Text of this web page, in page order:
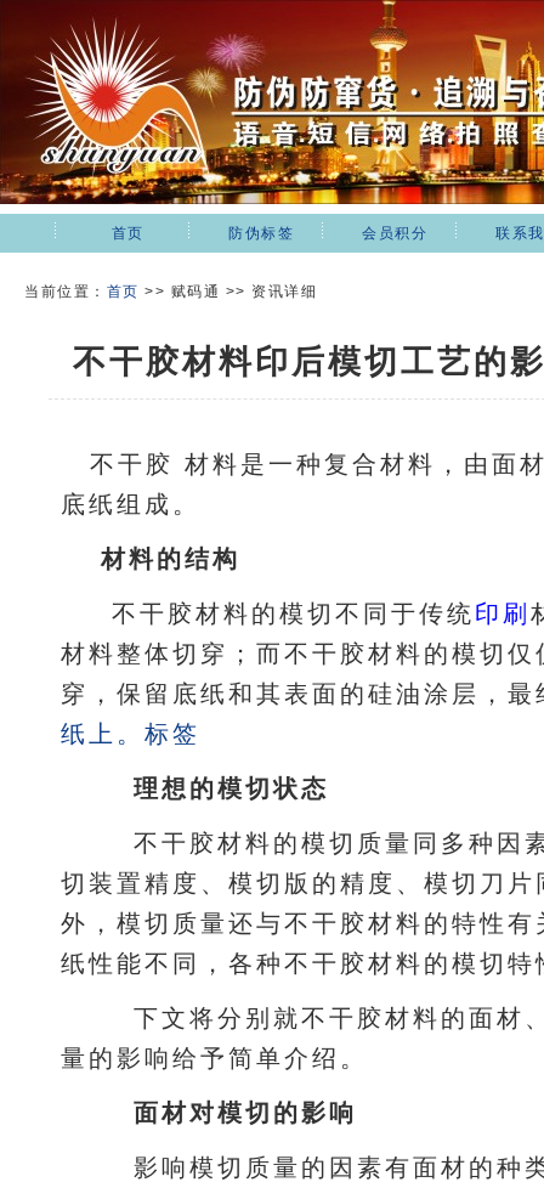
首页 防伪标签 会员积分 联系
当前位置： 首页 >> 赋码通 >> 资讯详细
不干胶材料印后模切工艺的
不干胶 材料是一种复合材料，由面
底纸组成。
材料的结构
不干胶材料的模切不同于传统印刷
材料整体切穿；而不干胶材料的模切
穿，保留底纸和其表面的硅油涂层，
纸上。 标签
理想的模切状态
不干胶材料的模切质量同多种因
切装置精度、模切版的精度、模切刀
外，模切质量还与不干胶材料的特性
纸性能不同，各种不干胶材料的模切特
下文将分别就不干胶材料的面材
量的影响给予简单介绍。
面材对模切的影响
影响模切质量的因素有面材的种